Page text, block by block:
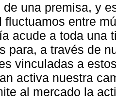
de una premisa, y
fluctuamos entre
acude a toda una
para, a través de
vinculadas a
activa nuestra
al mercado la